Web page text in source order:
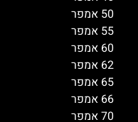
50 אמפר
55 אמפר
60 אמפר
62 אמפר
65 אמפר
66 אמפר
70 אמפר